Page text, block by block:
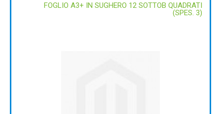
FOGLIO A3+ IN SUGHERO 12 SOTTOB QUADRATI
(SPES. 3)